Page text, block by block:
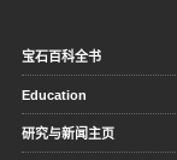
宝石百科全书
Education
研究与新闻主页